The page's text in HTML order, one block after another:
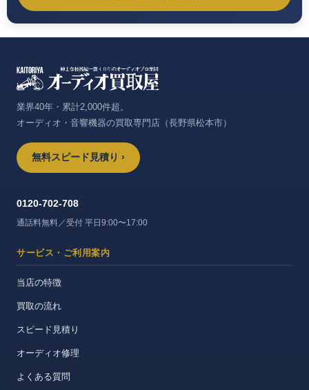
業界40年・累計2,000件超。
オーディオ・音響機器の買取専門店（長野県松本市）
無料スピード見積り ›
0120-702-708
通話料無料／受付 平日9:00〜17:00
サービス・ご利用案内
当店の特徴
買取の流れ
スピード見積り
オーディオ修理
よくある質問